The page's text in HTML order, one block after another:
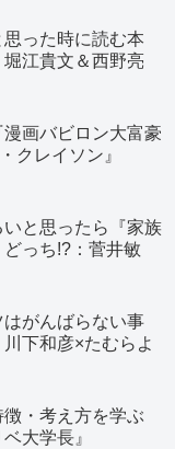
った時に読む本
堀江貴文＆西野亮
画バビロン大富豪
クレイソン』
と思ったら『家族
っち!?：菅井敏
がんばらない事
川下和彦×たむらよ
・考え方を学ぶ
大学長』